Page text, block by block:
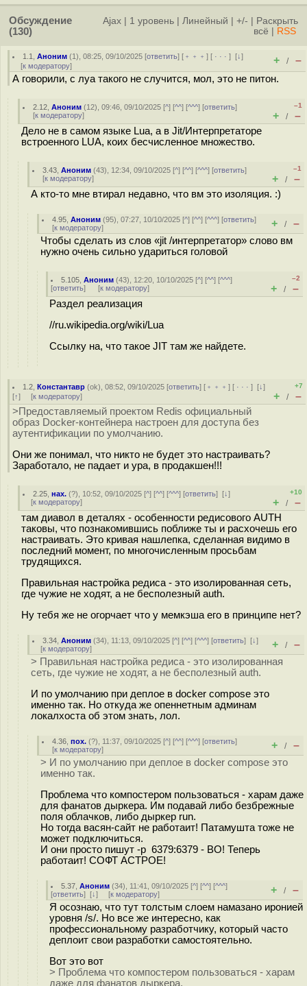
Обсуждение
(130)
Ajax 1 уровень Линейный +/-
Раскрыть
всё
RSS
1.1 ,Аноним (1), 08:25, 09/10/2025 [ответить] [ ﹢﹢﹢] [ · · ·][↓]
[к модератору] + / –
А говорили, с луа такого не случится, мол, это не питон.
2.12 ,Аноним (12), 09:46, 09/10/2025 [^] [^^] [^^^] [ответить]
[к модератору]
–1
+ / –
Дело не в самом языке Lua, а в Jit/Интерпретаторе
встроенного LUA, коих бесчисленное множество.
3.43 ,Аноним (43), 12:34, 09/10/2025 [^] [^^] [^^^] [ответить]
[к модератору]
–1
+ / –
А кто-то мне втирал недавно, что вм это изоляция. :)
4.95 ,Аноним (95), 07:27, 10/10/2025 [^] [^^] [^^^] [ответить]
[к модератору] + / –
Чтобы сделать из слов «jit /интерпретатор» слово вм
нужно очень сильно удариться головой
5.105 ,Аноним (43), 12:20, 10/10/2025 [^] [^^] [^^^]
[ответить] [к модератору]
–2
+ / –
Раздел реализация
//ru.wikipedia.org/wiki/Lua
Ссылку на, что такое JIT там же найдете.
1.2 ,Константавр (ok), 08:52, 09/10/2025 [ответить] [ ﹢﹢﹢] [ · · ·][↓]
[↑] [к модератору]
+7
+ / –
>Предоставляемый проектом Redis официальный
образ Docker-контейнера настроен для доступа без
аутентификации по умолчанию.
Они же понимал, что никто не будет это настраивать?
Заработало, не падает и ура, в продакшен!!!
2.25 ,нах. (?), 10:52, 09/10/2025 [^] [^^] [^^^] [ответить][↓]
[к модератору]
+10
+ / –
там диавол в деталях - особенности редисового AUTH
таковы, что познакомившись поближе ты и расхочешь его
настраивать. Это кривая нашлепка, сделанная видимо в
последний момент, по многочисленным просьбам
трудящихся.
Правильная настройка редиса - это изолированная сеть,
где чужие не ходят, а не бесполезный auth.
Ну тебя же не огорчает что у мемкэша его в принципе нет?
3.34 ,Аноним (34), 11:13, 09/10/2025 [^] [^^] [^^^] [ответить][↓]
[к модератору] + / –
> Правильная настройка редиса - это изолированная
сеть, где чужие не ходят, а не бесполезный auth.
И по умолчанию при деплое в docker compose это
именно так. Но откуда же опеннетным админам
локалхоста об этом знать, лол.
4.36 ,пох. (?), 11:37, 09/10/2025 [^] [^^] [^^^] [ответить]
[к модератору] + / –
> И по умолчанию при деплое в docker compose это
именно так.
Проблема что компостером пользоваться - харам даже
для фанатов дыркера. Им подавай либо безбрежные
поля облачков, либо дыркер run.
Но тогда васян-сайт не работаит! Патамушта тоже не
может подключиться.
И они просто пишут -p 6379:6379 - ВО! Теперь
работаит! СОФТ АСТРОЕ!
5.37 ,Аноним (34), 11:41, 09/10/2025 [^] [^^] [^^^]
[ответить] [↓] [к модератору] + / –
Я осознаю, что тут толстым слоем намазано иронией
уровня /s/. Но все же интересно, как
профессиональному разработчику, который часто
деплоит свои разработки самостоятельно.
Вот это вот
> Проблема что компостером пользоваться - харам
даже для фанатов дыркера.